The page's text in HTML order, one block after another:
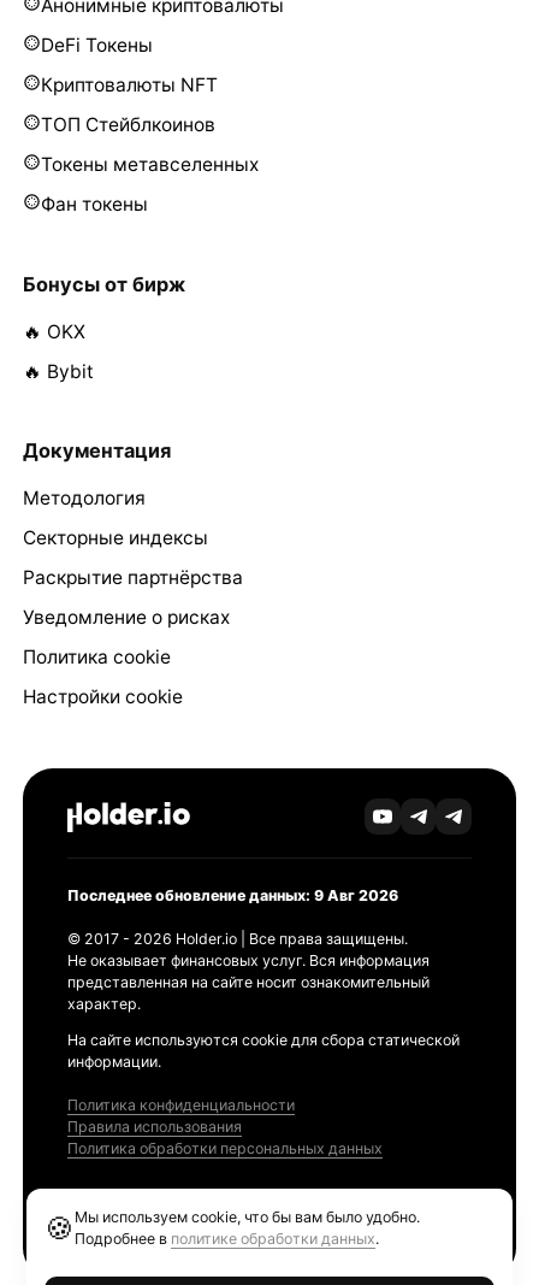
Анонимные криптовалюты
DeFi Токены
Криптовалюты NFT
ТОП Стейблкоинов
Токены метавселенных
Фан токены
Бонусы от бирж
🔥 OKX
🔥 Bybit
Документация
Методология
Секторные индексы
Раскрытие партнёрства
Уведомление о рисках
Политика cookie
Настройки cookie
Последнее обновление данных: 9 Авг 2026
© 2017 - 2026 Holder.io | Все права защищены.
Не оказывает финансовых услуг. Вся информация
представленная на сайте носит ознакомительный
характер.
На сайте используются cookie для сбора статической
информации.
Политика конфиденциальности
Правила использования
Политика обработки персональных данных
🍪 Мы используем cookie, что бы вам было удобно.
Подробнее в политике обработки данных.
Ethereum GAS Tracker